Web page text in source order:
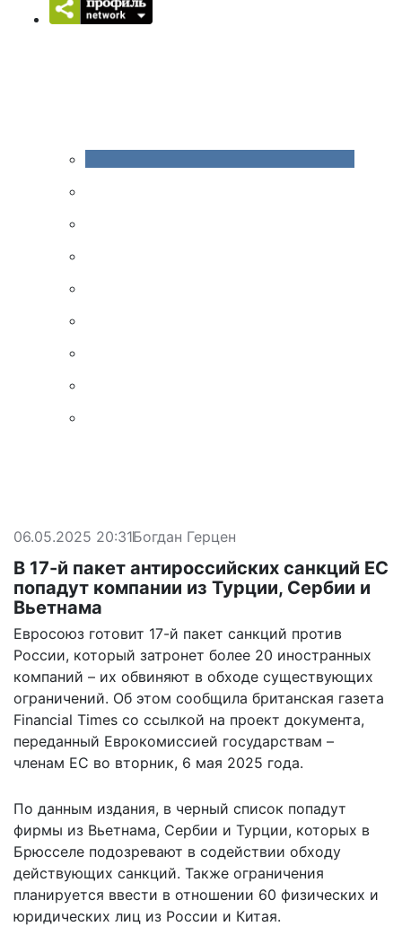
06.05.2025 20:31Богдан Герцен
В 17-й пакет антироссийских санкций ЕС
попадут компании из Турции, Сербии и
Вьетнама
Евросоюз готовит 17-й пакет санкций против
России, который затронет более 20 иностранных
компаний – их обвиняют в обходе существующих
ограничений. Об этом сообщила британская газета
Financial Times со ссылкой на проект документа,
переданный Еврокомиссией государствам –
членам ЕС во вторник, 6 мая 2025 года.
По данным издания, в черный список попадут
фирмы из Вьетнама, Сербии и Турции, которых в
Брюсселе подозревают в содействии обходу
действующих санкций. Также ограничения
планируется ввести в отношении 60 физических и
юридических лиц из России и Китая.